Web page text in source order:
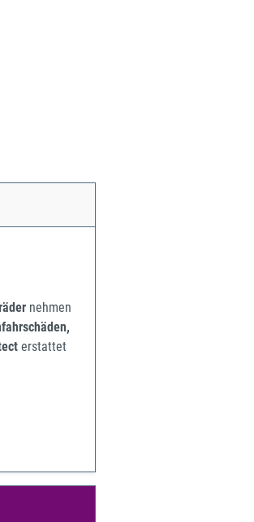
nehmen
erstattet